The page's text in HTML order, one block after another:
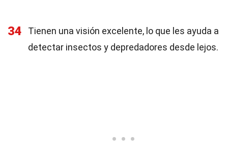
34
Tienen una visión excelente, lo que les ayuda a
detectar insectos y depredadores desde lejos.